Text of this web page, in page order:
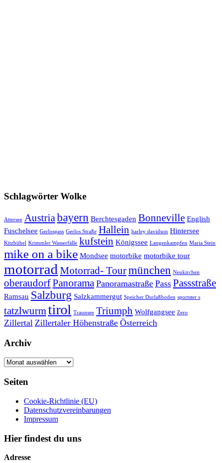
Schlagwörter Wolke
Attersee Austria bayern Berchtesgaden Bonneville English
Fuschelsee Gerlospass Gerlos Straße Hallein harley davidson Hintersee
Kitzbühel Krimmler Wasserfälle kufstein Königssee Langenkampfen Maria Stein
mike on a bike Mondsee motorbike motorbike tour
motorrad Motorrad- Tourmünchen Neukirchen
oberaudorfPanorama Panoramastraße Pass Passstraße
Ramsau Salzburg Salzkammergut Speicher Durlaßboden sportster s
tatzlwurm tirol Traunsee Triumph Wolfgangsee Zero
Zillertal Zillertaler Höhenstraße Österreich
Archiv
Archiv
Seiten
Cookie-Richtlinie (EU)
Datenschutzvereinbarungen
Impressum
Hier findest du uns
Adresse